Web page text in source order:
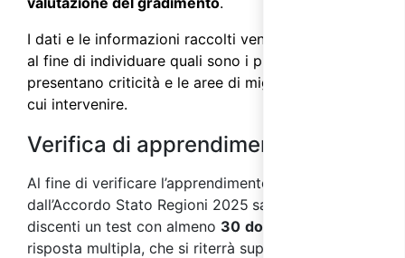
I dati e le informazioni raccolti vengono analizzati
al fine di individuare quali sono i processi che
presentano criticità e le aree di miglioramento su
cui intervenire.
Verifica di apprendimento
Al fine di verificare l’apprendimento, come previsto
dall’Accordo Stato Regioni 2025 sarà sottoposto ai
discenti un test con almeno 30 domande
risposta multipla, che si riterrà superato con